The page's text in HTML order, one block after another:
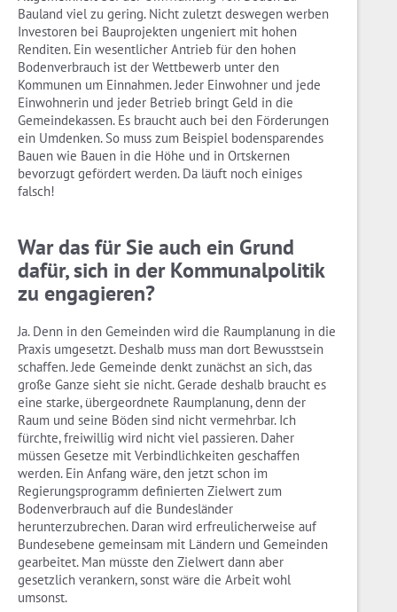
Bauland viel zu gering. Nicht zuletzt deswegen werben
Investoren bei Bauprojekten ungeniert mit hohen
Renditen. Ein wesentlicher Antrieb für den hohen
Bodenverbrauch ist der Wettbewerb unter den
Kommunen um Einnahmen. Jeder Einwohner und jede
Einwohnerin und jeder Betrieb bringt Geld in die
Gemeindekassen. Es braucht auch bei den Förderungen
ein Umdenken. So muss zum Beispiel bodensparendes
Bauen wie Bauen in die Höhe und in Ortskernen
bevorzugt gefördert werden. Da läuft noch einiges
falsch!
War das für Sie auch ein Grund
dafür, sich in der Kommunalpolitik
zu engagieren?
Ja. Denn in den Gemeinden wird die Raumplanung in die
Praxis umgesetzt. Deshalb muss man dort Bewusstsein
schaffen. Jede Gemeinde denkt zunächst an sich, das
große Ganze sieht sie nicht. Gerade deshalb braucht es
eine starke, übergeordnete Raumplanung, denn der
Raum und seine Böden sind nicht vermehrbar. Ich
fürchte, freiwillig wird nicht viel passieren. Daher
müssen Gesetze mit Verbindlichkeiten geschaffen
werden. Ein Anfang wäre, den jetzt schon im
Regierungsprogramm definierten Zielwert zum
Bodenverbrauch auf die Bundesländer
herunterzubrechen. Daran wird erfreulicherweise auf
Bundesebene gemeinsam mit Ländern und Gemeinden
gearbeitet. Man müsste den Zielwert dann aber
gesetzlich verankern, sonst wäre die Arbeit wohl
umsonst.